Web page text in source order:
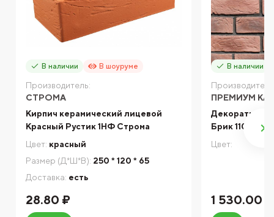
В наличии В шоуруме
Производитель:
СТРОМА
Кирпич керамический лицевой
Красный Рустик 1НФ Строма
Цвет: красный
Размер (Д*Ш*В): 250 * 120 * 65
Доставка: есть
28.80 ₽
В наличии
ПРЕМИУМ
Брик 110-40
Цвет:
1 530.00 ₽